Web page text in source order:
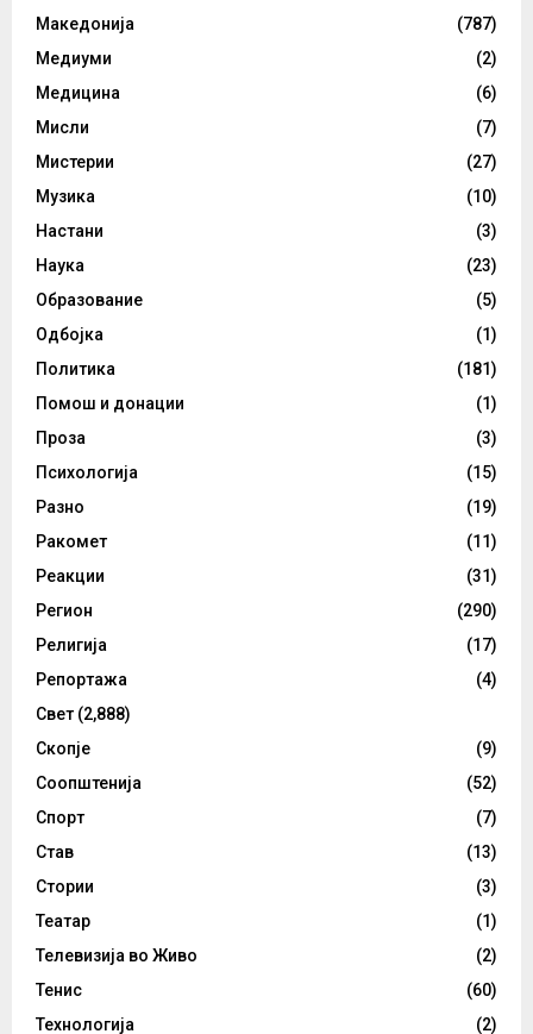
Македонија
(787)
Медиуми
(2)
Медицина
(6)
Мисли
(7)
Мистерии
(27)
Музика
(10)
Настани
(3)
Наука
(23)
Образование
(5)
Одбојка
(1)
Политика
(181)
Помош и донации
(1)
Проза
(3)
Психологија
(15)
Разно
(19)
Ракомет
(11)
Реакции
(31)
Регион
(290)
Религија
(17)
Репортажа
(4)
Свет (2,888)
Скопје
(9)
Соопштенија
(52)
Спорт
(7)
Став
(13)
Стории
(3)
Театар
(1)
Телевизија во Живо
(2)
Тенис
(60)
Технологија
(2)